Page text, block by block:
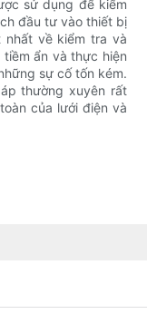
sử dụng để kiểm
đầu tư vào thiết bị
về kiểm tra và
ẩn và thực hiện
sự cố tốn kém.
thường xuyên rất
của lưới điện và